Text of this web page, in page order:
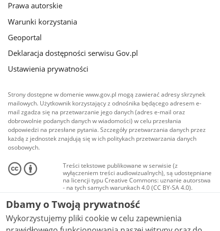
Prawa autorskie
Warunki korzystania
Geoportal
Deklaracja dostępności serwisu Gov.pl
Ustawienia prywatności
Strony dostępne w domenie www.gov.pl mogą zawierać adresy skrzynek
mailowych. Użytkownik korzystający z odnośnika będącego adresem e-
mail zgadza się na przetwarzanie jego danych (adres e-mail oraz
dobrowolnie podanych danych w wiadomości) w celu przesłania
odpowiedzi na przesłane pytania. Szczegóły przetwarzania danych przez
każdą z jednostek znajdują się w ich politykach przetwarzania danych
osobowych.
Treści tekstowe publikowane w serwisie (z
wyłączeniem treści audiowizualnych), są udostępniane
na licencji typu Creative Commons: uznanie autorstwa
- na tych samych warunkach 4.0 (CC BY-SA 4.0).
Materiały audiowizualne, w tym zdjęcia, materiały
audio i wideo, są udostępniane na licencji typu
Creative Commons: uznanie autorstwa użycie
niekomercyjne - bez utworów zależnych 4.0 (CC BY-
NC-ND 4.0), o ile nie jest to stwierdzone inaczej.
Dbamy o Twoją prywatność
Wykorzystujemy pliki cookie w celu zapewnienia